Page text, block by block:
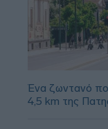
Ένα ζωντανό
4,5 km της